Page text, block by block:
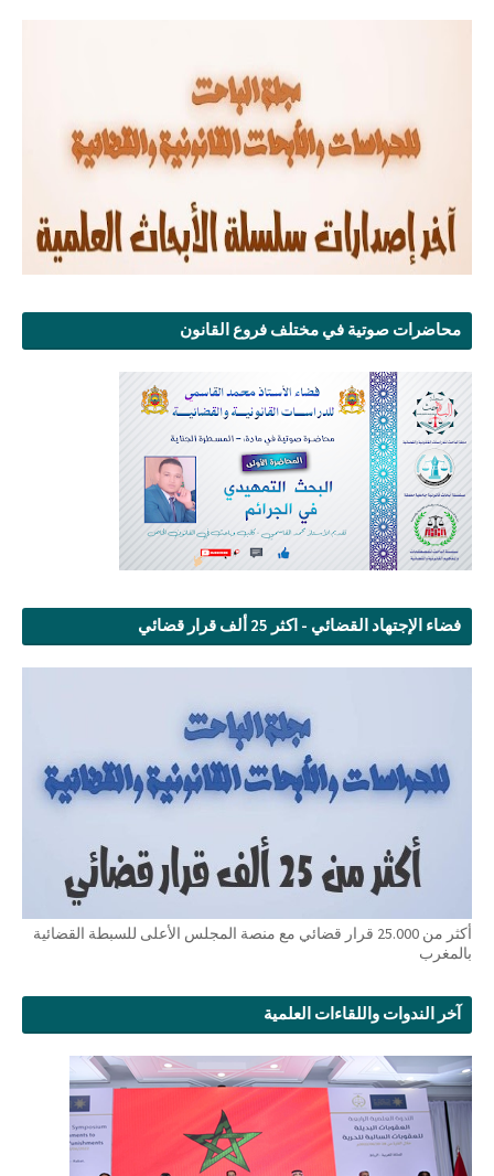
محاضرات صوتية في مختلف فروع القانون
فضاء الإجتهاد القضائي - اكثر 25 ألف قرار قضائي
أكثر من 25.000 قرار قضائي مع منصة المجلس الأعلى للسبطة القضائية
بالمغرب
آخر الندوات واللقاءات العلمية